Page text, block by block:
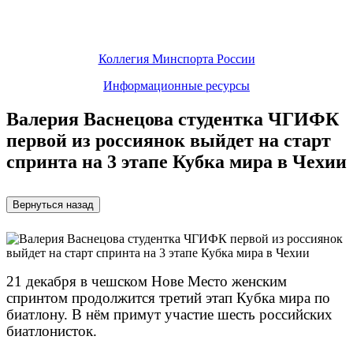
Коллегия Минспорта России
Информационные ресурсы
Валерия Васнецова студентка ЧГИФК
первой из россиянок выйдет на старт
спринта на 3 этапе Кубка мира в Чехии
21 декабря в чешском Нове Место женским
спринтом продолжится третий этап Кубка мира по
биатлону. В нём примут участие шесть российских
биатлонисток.